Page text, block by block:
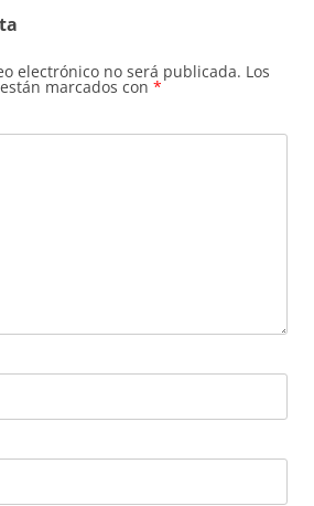
electrónico no será publicada. Los
marcados con *